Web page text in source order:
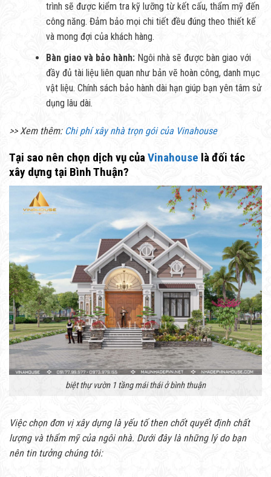
trình sẽ được kiểm tra kỹ lưỡng từ kết cấu, thẩm mỹ đến
công năng. Đảm bảo mọi chi tiết đều đúng theo thiết kế
và mong đợi của khách hàng.
Bàn giao và bảo hành:Ngôi nhà sẽ được bàn giao với
đầy đủ tài liệu liên quan như bản vẽ hoàn công, danh mục
vật liệu. Chính sách bảo hành dài hạn giúp bạn yên tâm sử
dụng lâu dài.
>> Xem thêm: Chi phí xây nhà trọn gói của Vinahouse
Tại sao nên chọn dịch vụ củaVinahouse là đối tác
xây dựng tại Bình Thuận?
biệt thự vườn 1 tầng mái thái ở bình thuận
Việc chọn đơn vị xây dựng là yếu tố then chốt quyết định chất
lượng và thẩm mỹ của ngôi nhà. Dưới đây là những lý do bạn
nên tin tưởng chúng tôi: